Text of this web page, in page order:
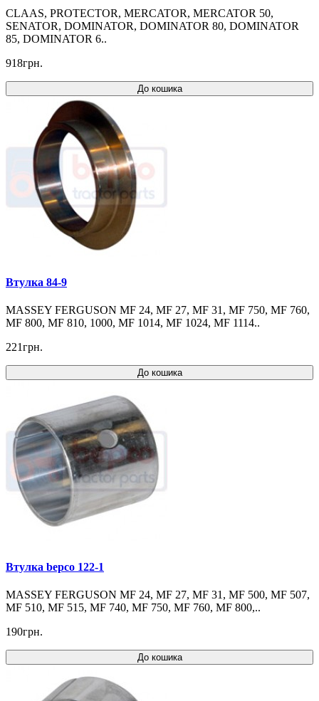
CLAAS, PROTECTOR, MERCATOR, MERCATOR 50,
SENATOR, DOMINATOR, DOMINATOR 80, DOMINATOR
85, DOMINATOR 6..
918грн.
До кошика
Втулка 84-9
MASSEY FERGUSON MF 24, MF 27, MF 31, MF 750, MF 760,
MF 800, MF 810, 1000, MF 1014, MF 1024, MF 1114..
221грн.
До кошика
Втулка bepco 122-1
MASSEY FERGUSON MF 24, MF 27, MF 31, MF 500, MF 507,
MF 510, MF 515, MF 740, MF 750, MF 760, MF 800,..
190грн.
До кошика